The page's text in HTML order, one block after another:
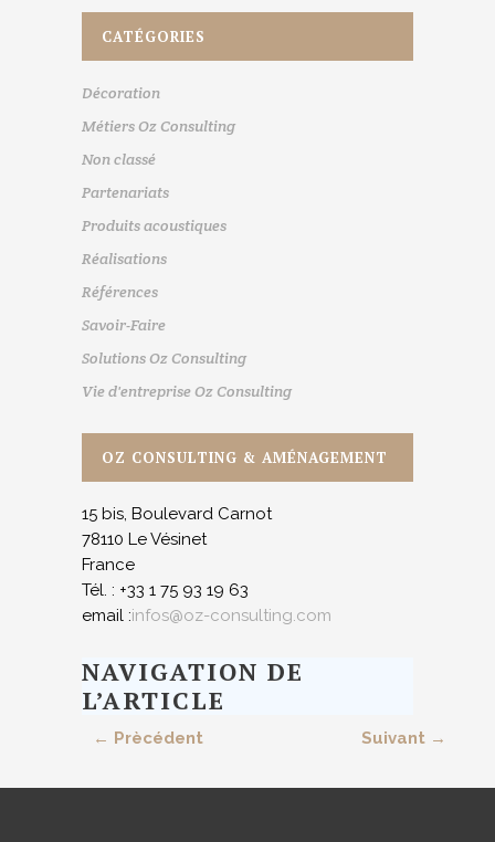
CATÉGORIES
Décoration
Métiers Oz Consulting
Non classé
Partenariats
Produits acoustiques
Réalisations
Références
Savoir-Faire
Solutions Oz Consulting
Vie d'entreprise Oz Consulting
OZ CONSULTING & AMÉNAGEMENT
15 bis, Boulevard Carnot
78110 Le Vésinet
France
Tél. : +33 1 75 93 19 63
email :infos@oz-consulting.com
NAVIGATION DE
L’ARTICLE
← Prècédent Suivant →